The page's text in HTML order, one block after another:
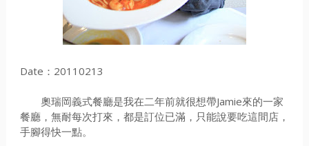
Date：20110213
奧瑞岡義式餐廳是我在二年前就很想帶Jamie來的一家
餐廳，無耐每次打來，都是訂位已滿，只能說要吃這間店，
手腳得快一點。